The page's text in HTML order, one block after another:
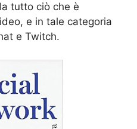
tutto ciò che è
e in tale categoria
e Twitch.